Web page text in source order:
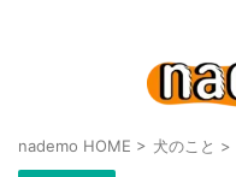
nademo HOME > 犬のこと >